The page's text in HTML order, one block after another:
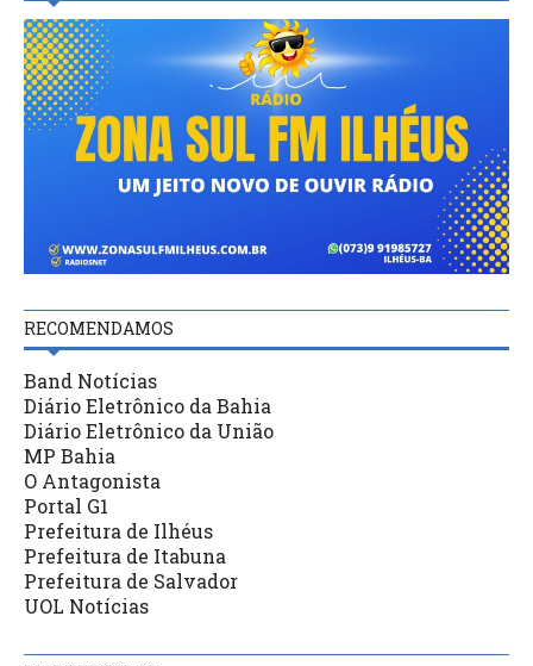
RECOMENDAMOS
Band Notícias
Diário Eletrônico da Bahia
Diário Eletrônico da União
MP Bahia
O Antagonista
Portal G1
Prefeitura de Ilhéus
Prefeitura de Itabuna
Prefeitura de Salvador
UOL Notícias